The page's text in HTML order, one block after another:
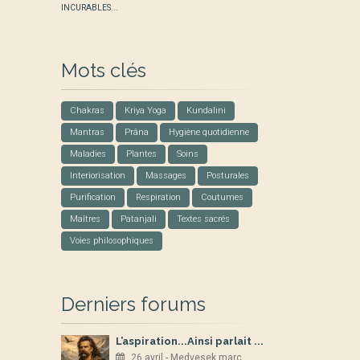
INCURABLES...
Mots clés
Chakras Kriya Yoga Kundalini
Mantras Prâna Hygiène quotidienne
Maladies Plantes Soins
Interiorisation Massages Posturales
Purification Respiration Coutumes
Maîtres Patanjali Textes sacrés
Voies philosophiques
Derniers forums
L’aspiration...Ainsi parlait ...
26 avril - Medvesek marc